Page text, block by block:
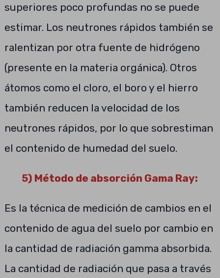
superiores poco profundas no se puede
estimar. Los neutrones rápidos también se
ralentizan por otra fuente de hidrógeno
(presente en la materia orgánica). Otros
átomos como el cloro, el boro y el hierro
también reducen la velocidad de los
neutrones rápidos, por lo que sobrestiman
el contenido de humedad del suelo.
5) Método de absorción Gama Ray:
Es la técnica de medición de cambios en el
contenido de agua del suelo por cambio en
la cantidad de radiación gamma absorbida.
La cantidad de radiación que pasa a través